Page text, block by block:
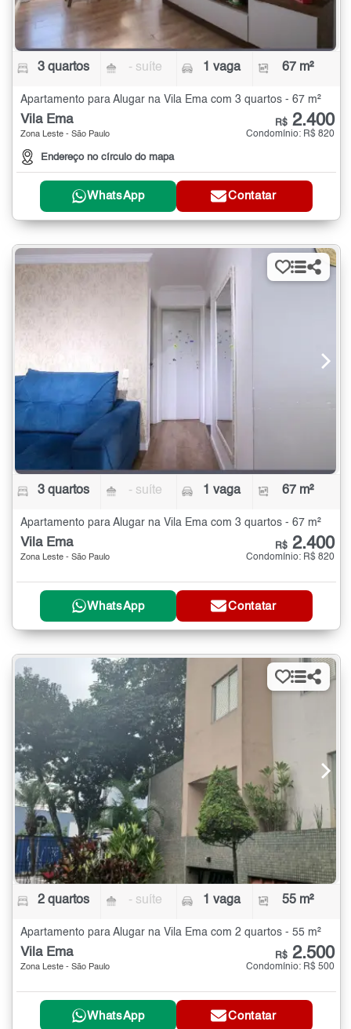
3 quartos - suíte 1 vaga 67 m²
Apartamento para Alugar na Vila Ema com 3 quartos - 67 m²
Vila Ema
Zona Leste - São Paulo
Endereço no círculo do mapa
R$ 2.400
Condomínio: R$ 820
WhatsApp Contatar
3 quartos - suíte 1 vaga 67 m²
Apartamento para Alugar na Vila Ema com 3 quartos - 67 m²
Vila Ema
Zona Leste - São Paulo
R$ 2.400
Condomínio: R$ 820
WhatsApp Contatar
2 quartos - suíte 1 vaga 55 m²
Apartamento para Alugar na Vila Ema com 2 quartos - 55 m²
Vila Ema
Zona Leste - São Paulo
R$ 2.500
Condomínio: R$ 500
WhatsApp Contatar